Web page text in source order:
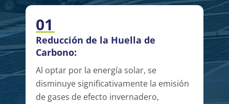
01
Reducción de la Huella de
Carbono:
Al optar por la energía solar, se
disminuye significativamente la emisión
de gases de efecto invernadero,